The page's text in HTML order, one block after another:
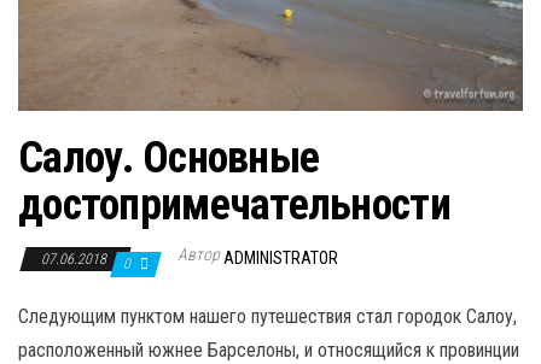
Салоу. Основные
достопримечательности
07.06.2018 0 АвторADMINISTRATOR
Следующим пунктом нашего путешествия стал городок Салоу,
расположенный южнее Барселоны, и относящийся к провинции